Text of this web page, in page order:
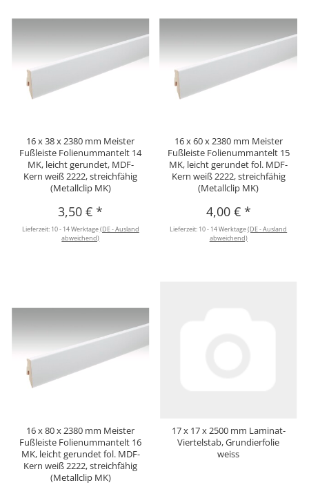
16 x 38 x 2380 mm Meister
Fußleiste Folienummantelt 14
MK, leicht gerundet, MDF-
Kern weiß 2222, streichfähig
(Metallclip MK)
3,50 €*
Lieferzeit: 10 - 14 Werktage(DE - Ausland
abweichend)
16 x 60 x 2380 mm Meister
Fußleiste Folienummantelt 15
MK, leicht gerundet fol. MDF-
Kern weiß 2222, streichfähig
(Metallclip MK)
4,00 € *
Lieferzeit: 10 - 14 Werktage(DE - Ausland
abweichend)
16 x 80 x 2380 mm Meister
Fußleiste Folienummantelt 16
MK, leicht gerundet fol. MDF-
Kern weiß 2222, streichfähig
(Metallclip MK)
17 x 17 x 2500 mm Laminat-
Viertelstab, Grundierfolie
weiss